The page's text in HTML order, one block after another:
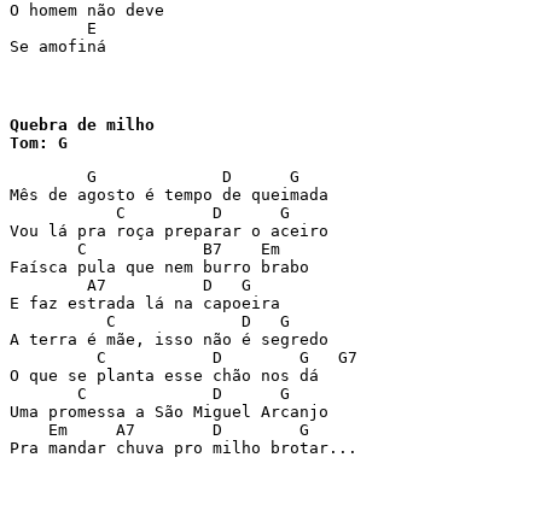
O homem não deve
        E
Se amofiná
Quebra de milho
Tom: G
        G             D      G
Mês de agosto é tempo de queimada
           C         D      G
Vou lá pra roça preparar o aceiro
       C            B7    Em
Faísca pula que nem burro brabo
        A7          D   G
E faz estrada lá na capoeira
          C             D   G
A terra é mãe, isso não é segredo
         C           D        G   G7
O que se planta esse chão nos dá
       C             D      G
Uma promessa a São Miguel Arcanjo
    Em     A7        D        G
Pra mandar chuva pro milho brotar...